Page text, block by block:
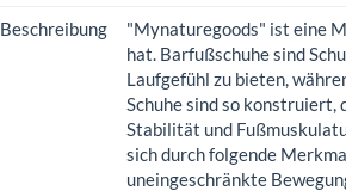
Beschreibung
"Mynaturegoods" ist eine
hat. Barfußschuhe sind
Laufgefühl zu bieten,
Schuhe sind so konstruiert,
Stabilität und
sich durch folgende
uneingeschränkte